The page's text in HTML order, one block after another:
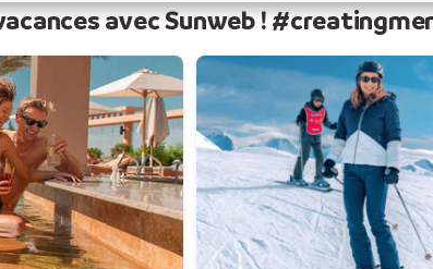
avec Sunweb !